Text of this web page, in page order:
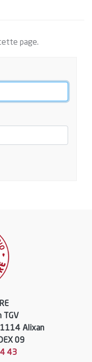
page.
TGV
Alixan
09
43